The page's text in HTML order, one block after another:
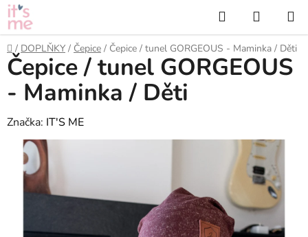
Přejít
na
obsah
Hledat
KOŠÍK
Domů
/ DOPLŇKY / Čepice / Čepice / tunel GORGEOUS - Maminka / Děti
Čepice / tunel GORGEOUS
- Maminka / Děti
Značka: IT'S ME